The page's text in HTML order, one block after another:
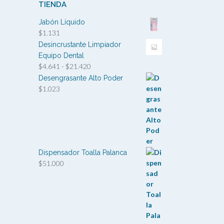
TIENDA
Jabón Líquido
$1.131
Desincrustante Limpiador
Equipo Dental
$4.641 - $21.420
de
Desengrasante Alto Poder
$1.023
Dispensador Toalla Palanca
$51.000